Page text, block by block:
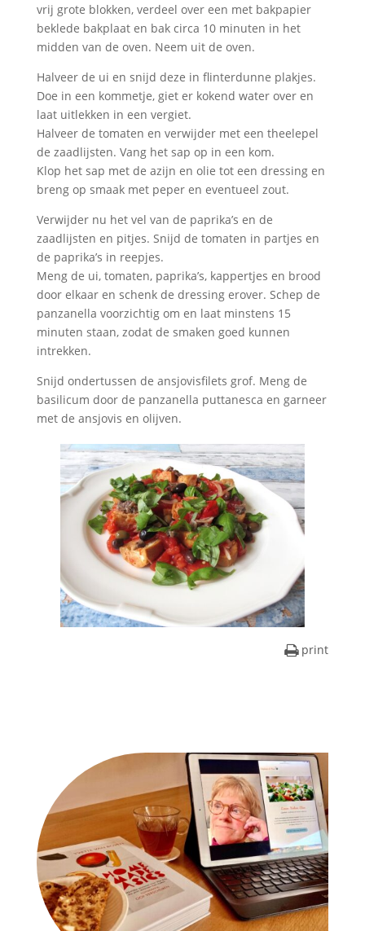
vrij grote blokken, verdeel over een met bakpapier
beklede bakplaat en bak circa 10 minuten in het
midden van de oven. Neem uit de oven.
Halveer de ui en snijd deze in flinterdunne plakjes.
Doe in een kommetje, giet er kokend water over en
laat uitlekken in een vergiet.
Halveer de tomaten en verwijder met een theelepel
de zaadlijsten. Vang het sap op in een kom.
Klop het sap met de azijn en olie tot een dressing en
breng op smaak met peper en eventueel zout.
Verwijder nu het vel van de paprika’s en de
zaadlijsten en pitjes. Snijd de tomaten in partjes en
de paprika’s in reepjes.
Meng de ui, tomaten, paprika’s, kappertjes en brood
door elkaar en schenk de dressing erover. Schep de
panzanella voorzichtig om en laat minstens 15
minuten staan, zodat de smaken goed kunnen
intrekken.
Snijd ondertussen de ansjovisfilets grof. Meng de
basilicum door de panzanella puttanesca en garneer
met de ansjovis en olijven.
print